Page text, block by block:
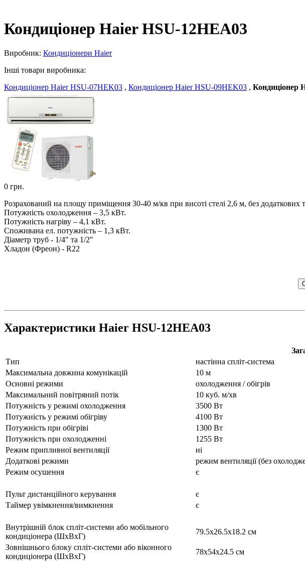
Кондиціонер Haier HSU-12HEA03
Виробник: Кондиціонери Haier
Інші товари виробника:
Кондиціонер Haier HSU-07HEK03 , Кондиціонер Haier HSU-09HEK03 , Кондиціонер
0 грн.
Розрахований на площу приміщення 30-40 м/кв при висоті стелі 2,6 м, без додаткових
Потужність охолодження – 3,5 кВт.
Потужність нагріву – 4,1 кВт.
Споживана ел. потужність – 1,3 кВт.
Діаметр труб - 1/4" та 1/2"
Хладон (Фреон) - R22
Характеристики Haier HSU-12HEA03
Тип
настінна спліт-система
Максимальна довжина комунікацій
10 м
Основні режими
охолодження / обігрів
Максимальний повітряний потік
10 куб. м/хв
Потужність у режимі охолодження
3500 Вт
Потужність у режимі обігріву
4100 Вт
Потужність при обігріві
1300 Вт
Потужність при охолодженні
1255 Вт
Режим припливної вентиляції
ні
Додаткові режими
режим вентиляції (без
Режим осушення
є
Пульт дистанційного керування
є
Таймер увімкнення/вимкнення
є
Внутрішній блок спліт-системи або мобільного
кондиціонера (ШxВxГ)
79.5x26.5x18.2 см
Зовнішнього блоку спліт-системи або віконного
кондиціонера (ШxВxГ)
78x54x24.5 см